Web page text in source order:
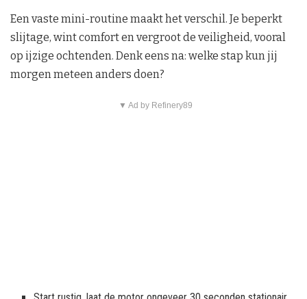
Een vaste mini-routine maakt het verschil. Je beperkt
slijtage, wint comfort en vergroot de veiligheid, vooral
op ijzige ochtenden. Denk eens na: welke stap kun jij
morgen meteen anders doen?
▼ Ad by Refinery89